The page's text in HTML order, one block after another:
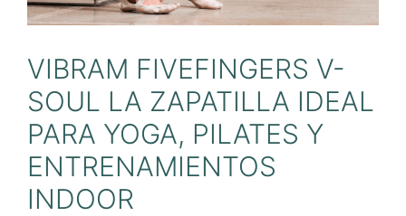
VIBRAM FIVEFINGERS V-
SOUL LA ZAPATILLA IDEAL
PARA YOGA, PILATES Y
ENTRENAMIENTOS
INDOOR